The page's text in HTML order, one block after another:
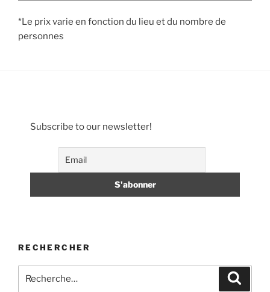
*Le prix varie en fonction du lieu et du nombre de
personnes
Subscribe to our newsletter!
RECHERCHER
pour